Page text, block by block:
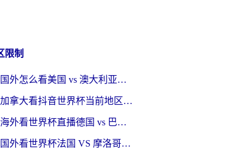
限制
在国外怎么看美国 vs 澳大利亚世界杯直播？海外党必藏的中文解说观赛指南
在加拿大看抖音世界杯当前地区不可播放？海外党体育观赛终极指南
在海外看世界杯直播德国 vs 巴拉圭当前IP受限制？这篇指南帮你轻松解决地区限制
在国外看世界杯法国 VS 摩洛哥仅限中国大陆？别让地域限制拦下你的欢呼